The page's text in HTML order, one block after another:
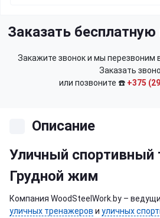
Заказать
Закажите звонок и мы перезвоним
Заказать
или позвоните ☎️ +375
Описание
Уличный спортивный
Грудной жим
Компания WoodSteelWork.by –
уличных тренажеров и уличных